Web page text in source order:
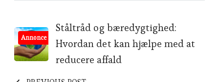
Post
Navigation
Annonce
Ståltråd og bæredygtighed:
Hvordan det kan hjælpe med at
reducere affald